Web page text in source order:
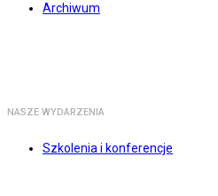
Archiwum
NASZE WYDARZENIA
Szkolenia i konferencje